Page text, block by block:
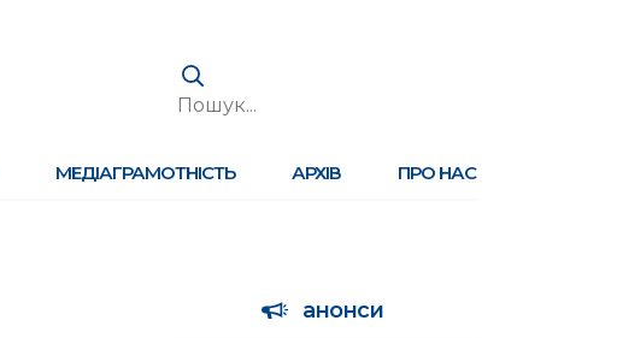
МЕДІАГРАМОТНІСТЬ АРХІВ ПРО НАС
анонси